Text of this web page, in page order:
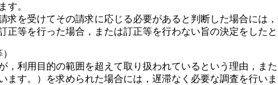
す。
求を受けてその請求に応じる必要があると判断した場合には
正等を行った場合，または訂正等を行わない旨の決定をした
，利用目的の範囲を超えて取り扱われているという理由，
ます。）を求められた場合には，遅滞なく必要な調査を行いま